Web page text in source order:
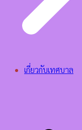
เกี่ยวกับเทศบาล